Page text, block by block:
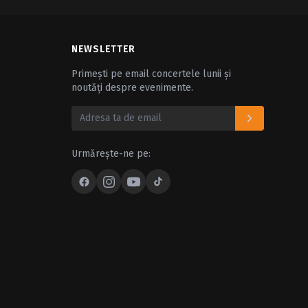
NEWSLETTER
Primești pe email concertele lunii și
noutăți despre evenimente.
Urmărește-ne pe: